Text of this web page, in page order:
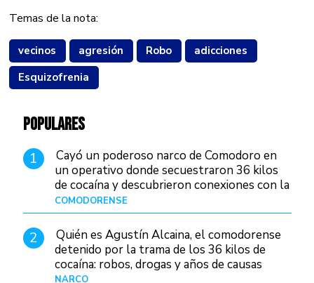
Temas de la nota:
vecinos agresión Robo
adicciones
Esquizofrenia
POPULARES
1
Cayó un poderoso narco de Comodoro en
un operativo donde secuestraron 36 kilos
de cocaína y descubrieron conexiones con la
Patagonia
COMODORENSE
2
Quién es Agustín Alcaina, el comodorense
detenido por la trama de los 36 kilos de
cocaína: robos, drogas y años de causas
judiciales
NARCO